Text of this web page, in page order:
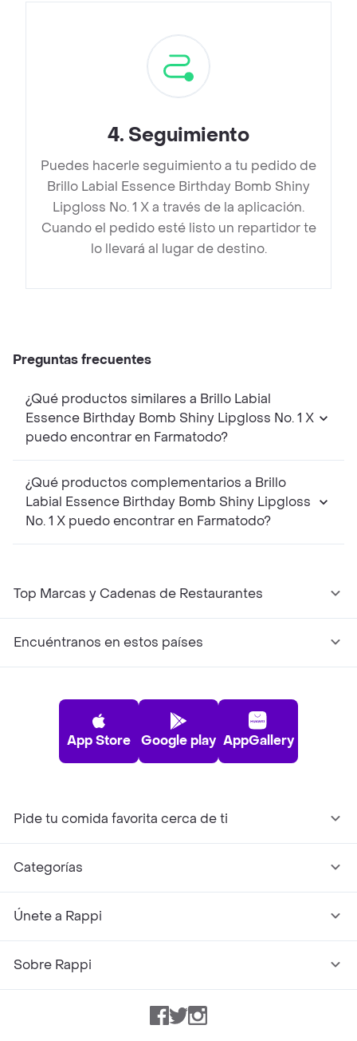
4. Seguimiento
Puedes hacerle seguimiento a tu pedido de
Brillo Labial Essence Birthday Bomb Shiny
Lipgloss No. 1 X a través de la aplicación.
Cuando el pedido esté listo un repartidor te
lo llevará al lugar de destino.
Preguntas frecuentes
¿Qué productos similares a Brillo Labial
Essence Birthday Bomb Shiny Lipgloss No. 1 X
puedo encontrar en Farmatodo?
¿Qué productos complementarios a Brillo
Labial Essence Birthday Bomb Shiny Lipgloss
No. 1 X puedo encontrar en Farmatodo?
Top Marcas y Cadenas de Restaurantes
Encuéntranos en estos países
App Store Google play AppGallery
Pide tu comida favorita cerca de ti
Categorías
Únete a Rappi
Sobre Rappi
Facebook
TwitterInstagram